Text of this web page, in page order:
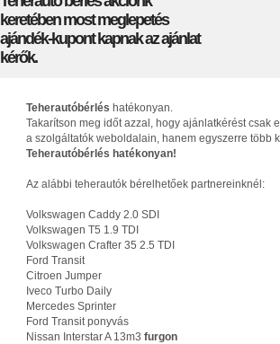
keretében most meglepetés
ajándék-kupont kapnak az ajánlat
kérők.
Teherautóbérlés hatékonyan.
Takarítson meg időt azzal, hogy ajánlatkérést csak
a szolgáltatók weboldalain, hanem egyszerre több
Teherautóbérlés hatékonyan!
Az alábbi teherautók bérelhetőek partnereinknél:
Volkswagen Caddy 2.0 SDI
Volkswagen T5 1.9 TDI
Volkswagen Crafter 35 2.5 TDI
Ford Transit
Citroen Jumper
Iveco Turbo Daily
Mercedes Sprinter
Ford Transit ponyvás
Nissan Interstar A 13m3 furgon